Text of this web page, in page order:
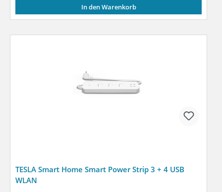
In den Warenkorb
TESLA Smart Home Smart Power Strip 3 + 4 USB
WLAN